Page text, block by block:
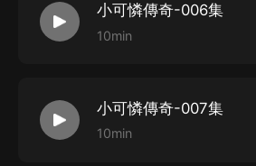
小可憐傳奇-006集
10min
小可憐傳奇-007集
10min